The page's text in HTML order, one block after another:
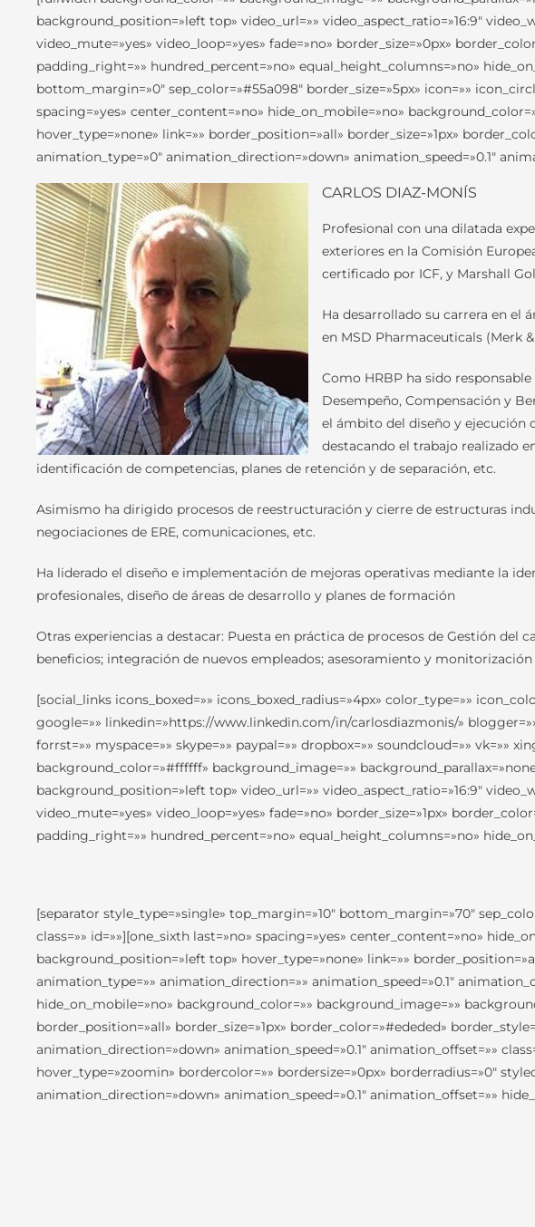
background_position=»left top» video_url=»» video_aspect_ratio=»16:9″
video_mute=»yes» video_loop=»yes» fade=»no» border_size=»0px»
padding_right=»» hundred_percent=»no» equal_height_columns=»no»
bottom_margin=»0″ sep_color=»#55a098″ border_size=»5px» icon=»»
spacing=»yes» center_content=»no» hide_on_mobile=»no»
hover_type=»none» link=»» border_position=»all» border_size=»1px»
animation_type=»0″ animation_direction=»down» animation_speed=»0.1″
CARLOS DIAZ-MONÍS
Profesional con una dilatada
exteriores en la Comisión
certificado por ICF, y Marshall
Ha desarrollado su carrera en el
en MSD Pharmaceuticals (Merk &
Como HRBP ha sido
Desempeño, Compensación y
el ámbito del diseño y ejecución
destacando el trabajo realizado
identificación de competencias, planes de retención y de separación, etc.
Asimismo ha dirigido procesos de reestructuración y cierre de estructuras
negociaciones de ERE, comunicaciones, etc.
Ha liderado el diseño e implementación de mejoras operativas mediante la
profesionales, diseño de áreas de desarrollo y planes de formación
Otras experiencias a destacar: Puesta en práctica de procesos de Gestión
beneficios; integración de nuevos empleados; asesoramiento y
[social_links icons_boxed=»» icons_boxed_radius=»4px» color_type=»»
google=»» linkedin=»https://www.linkedin.com/in/carlosdiazmonis/»
forrst=»» myspace=»» skype=»» paypal=»» dropbox=»» soundcloud=»»
background_color=»#ffffff» background_image=»»
background_position=»left top» video_url=»» video_aspect_ratio=»16:9″
video_mute=»yes» video_loop=»yes» fade=»no» border_size=»1px»
padding_right=»» hundred_percent=»no» equal_height_columns=»no»
[separator style_type=»single» top_margin=»10″ bottom_margin=»70″
class=»» id=»»][one_sixth last=»no» spacing=»yes» center_content=»no»
background_position=»left top» hover_type=»none» link=»»
animation_type=»» animation_direction=»» animation_speed=»0.1″
hide_on_mobile=»no» background_color=»» background_image=»»
border_position=»all» border_size=»1px» border_color=»#ededed»
animation_direction=»down» animation_speed=»0.1″ animation_offset=»»
hover_type=»zoomin» bordercolor=»» bordersize=»0px» borderradius=»0″
animation_direction=»down» animation_speed=»0.1″ animation_offset=»»